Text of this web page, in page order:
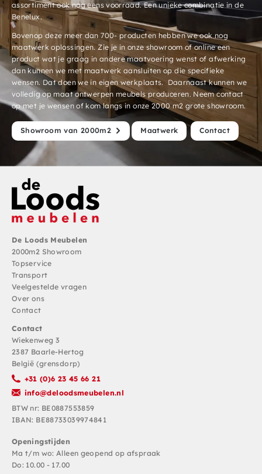
assortiment ook nog eens voorraad. Een unieke combinatie in de
Benelux.
Bovenop deze meer dan 700- producten hebben we ook nog
maatwerk oplossingen. Zie je in onze showroom of online een
product wat je graag in andere maatvoering wenst of afwerking
dan kunnen we met maatwerk aansluiten op die specifieke
wensen. Dat doen we in eigen werkplaats. Daarnaast kunnen we
volledig op maat ontwerpen meubels produceren. Neem contact
op met je wensen of kom langs in onze 2000 m2 grote showroom.
Showroom van 2000m2 Maatwerk Contact
De Loods Meubelen
2000m2 Showroom
Topservice
Transport
Veelgestelde vragen
Over ons
Contact
Contact
Wiekenweg 3
2387 Baarle-Hertog
België (grensdorp)
+31 (0)6 23 45 66 21
info@deloodsmeubelen.nl
BTW nr: BE0887553859
IBAN: BE88733039974841
Openingstijden
Ma t/m wo: Alleen geopend op afspraak
Do: 10.00 - 17.00